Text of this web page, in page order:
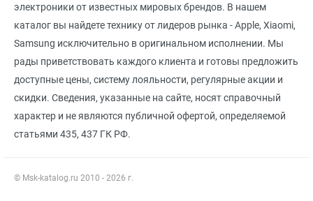
электроники от известных мировых брендов. В нашем
каталог вы найдете технику от лидеров рынка - Apple, Xiaomi,
Samsung исключительно в оригинальном исполнении. Мы
рады приветствовать каждого клиента и готовы предложить
доступные цены, систему лояльности, регулярные акции и
скидки. Сведения, указанные на сайте, носят справочный
характер и не являются публичной офертой, определяемой
статьями 435, 437 ГК РФ.
© Msk-katalog.ru 2010 - 2026 г.